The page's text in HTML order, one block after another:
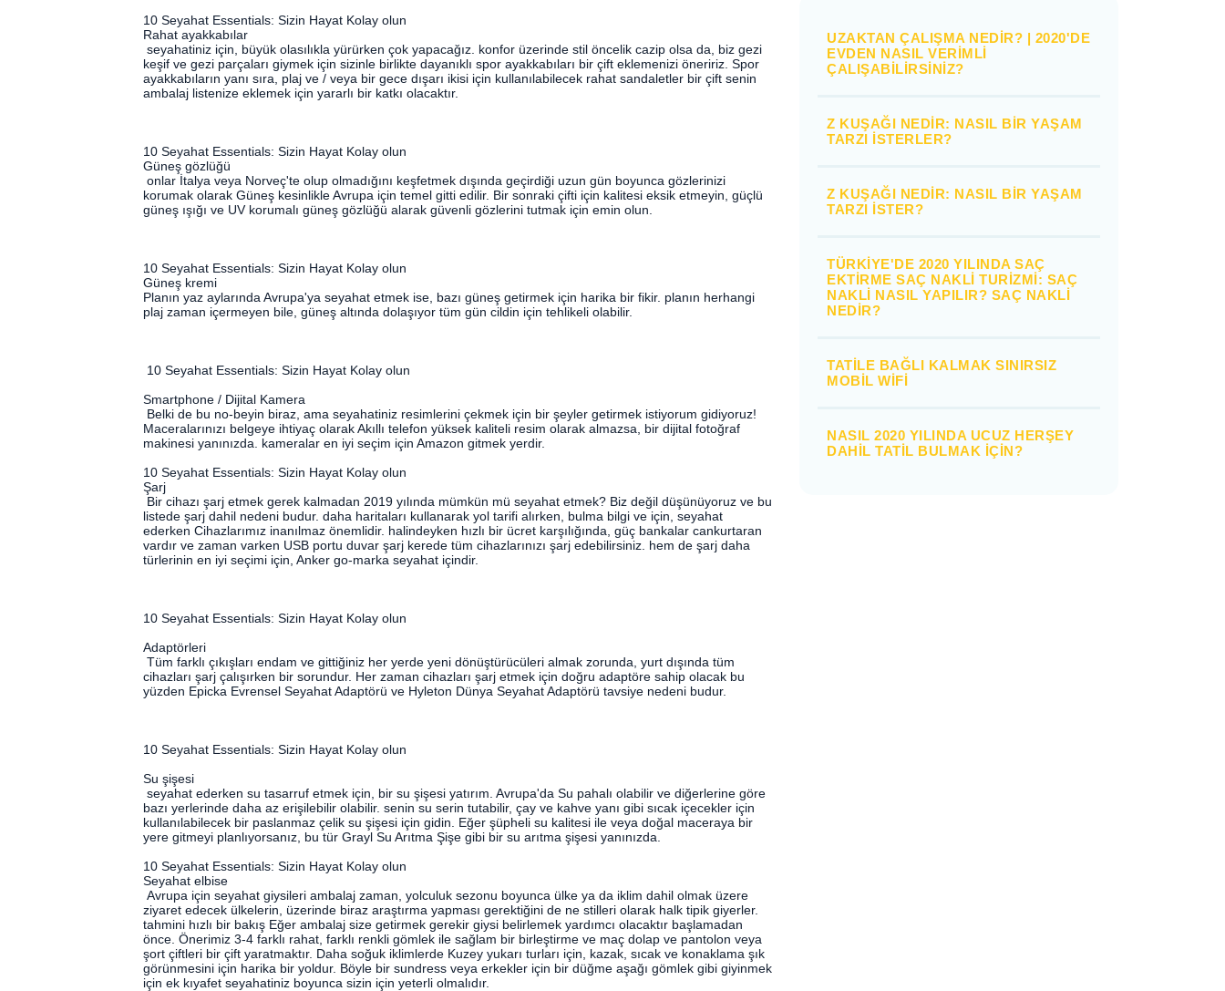
10 Seyahat Essentials: Sizin Hayat Kolay olun
Rahat ayakkabılar
seyahatiniz için, büyük olasılıkla yürürken çok yapacağız. konfor üzerinde stil öncelik cazip olsa da, biz gezi
keşif ve gezi parçaları giymek için sizinle birlikte dayanıklı spor ayakkabıları bir çift eklemenizi öneririz. Spor
ayakkabıların yanı sıra, plaj ve / veya bir gece dışarı ikisi için kullanılabilecek rahat sandaletler bir çift senin
ambalaj listenize eklemek için yararlı bir katkı olacaktır.
10 Seyahat Essentials: Sizin Hayat Kolay olun
Güneş gözlüğü
onlar İtalya veya Norveç'te olup olmadığını keşfetmek dışında geçirdiği uzun gün boyunca gözlerinizi
korumak olarak Güneş kesinlikle Avrupa için temel gitti edilir. Bir sonraki çifti için kalitesi eksik etmeyin, güçlü
güneş ışığı ve UV korumalı güneş gözlüğü alarak güvenli gözlerini tutmak için emin olun.
10 Seyahat Essentials: Sizin Hayat Kolay olun
Güneş kremi
Planın yaz aylarında Avrupa'ya seyahat etmek ise, bazı güneş getirmek için harika bir fikir. planın herhangi
plaj zaman içermeyen bile, güneş altında dolaşıyor tüm gün cildin için tehlikeli olabilir.
10 Seyahat Essentials: Sizin Hayat Kolay olun
Smartphone / Dijital Kamera
Belki de bu no-beyin biraz, ama seyahatiniz resimlerini çekmek için bir şeyler getirmek istiyorum gidiyoruz!
Maceralarınızı belgeye ihtiyaç olarak Akıllı telefon yüksek kaliteli resim olarak almazsa, bir dijital fotoğraf
makinesi yanınızda. kameralar en iyi seçim için Amazon gitmek yerdir.
10 Seyahat Essentials: Sizin Hayat Kolay olun
Şarj
Bir cihazı şarj etmek gerek kalmadan 2019 yılında mümkün mü seyahat etmek? Biz değil düşünüyoruz ve bu
listede şarj dahil nedeni budur. daha haritaları kullanarak yol tarifi alırken, bulma bilgi ve için, seyahat
ederken Cihazlarımız inanılmaz önemlidir. halindeyken hızlı bir ücret karşılığında, güç bankalar cankurtaran
vardır ve zaman varken USB portu duvar şarj kerede tüm cihazlarınızı şarj edebilirsiniz. hem de şarj daha
türlerinin en iyi seçimi için, Anker go-marka seyahat içindir.
10 Seyahat Essentials: Sizin Hayat Kolay olun
Adaptörleri
Tüm farklı çıkışları endam ve gittiğiniz her yerde yeni dönüştürücüleri almak zorunda, yurt dışında tüm
cihazları şarj çalışırken bir sorundur. Her zaman cihazları şarj etmek için doğru adaptöre sahip olacak bu
yüzden Epicka Evrensel Seyahat Adaptörü ve Hyleton Dünya Seyahat Adaptörü tavsiye nedeni budur.
10 Seyahat Essentials: Sizin Hayat Kolay olun
Su şişesi
seyahat ederken su tasarruf etmek için, bir su şişesi yatırım. Avrupa'da Su pahalı olabilir ve diğerlerine göre
bazı yerlerinde daha az erişilebilir olabilir. senin su serin tutabilir, çay ve kahve yanı gibi sıcak içecekler için
kullanılabilecek bir paslanmaz çelik su şişesi için gidin. Eğer şüpheli su kalitesi ile veya doğal maceraya bir
yere gitmeyi planlıyorsanız, bu tür Grayl Su Arıtma Şişe gibi bir su arıtma şişesi yanınızda.
10 Seyahat Essentials: Sizin Hayat Kolay olun
Seyahat elbise
Avrupa için seyahat giysileri ambalaj zaman, yolculuk sezonu boyunca ülke ya da iklim dahil olmak üzere
ziyaret edecek ülkelerin, üzerinde biraz araştırma yapması gerektiğini de ne stilleri olarak halk tipik giyerler.
tahmini hızlı bir bakış Eğer ambalaj size getirmek gerekir giysi belirlemek yardımcı olacaktır başlamadan
önce. Önerimiz 3-4 farklı rahat, farklı renkli gömlek ile sağlam bir birleştirme ve maç dolap ve pantolon veya
şort çiftleri bir çift yaratmaktır. Daha soğuk iklimlerde Kuzey yukarı turları için, kazak, sıcak ve konaklama şık
görünmesini için harika bir yoldur. Böyle bir sundress veya erkekler için bir düğme aşağı gömlek gibi giyinmek
için ek kıyafet seyahatiniz boyunca sizin için yeterli olmalıdır.
UZAKTAN ÇALIŞMA NEDIR? | 2020'DE
EVDEN NASIL VERIMLI
ÇALIŞABILIRSINIZ?
Z KUŞAĞI NEDIR: NASIL BIR YAŞAM
TARZI İSTERLER?
Z KUŞAĞI NEDIR: NASIL BIR YAŞAM
TARZI İSTER?
TÜRKIYE'DE 2020 YILINDA SAÇ
EKTIRME SAÇ NAKLI TURIZMI: SAÇ
NAKLI NASIL YAPILIR? SAÇ NAKLI
NEDIR?
TATILE BAĞLI KALMAK SINIRSIZ
MOBIL WIFI
NASIL 2020 YILINDA UCUZ HERŞEY
DAHIL TATIL BULMAK IÇIN?